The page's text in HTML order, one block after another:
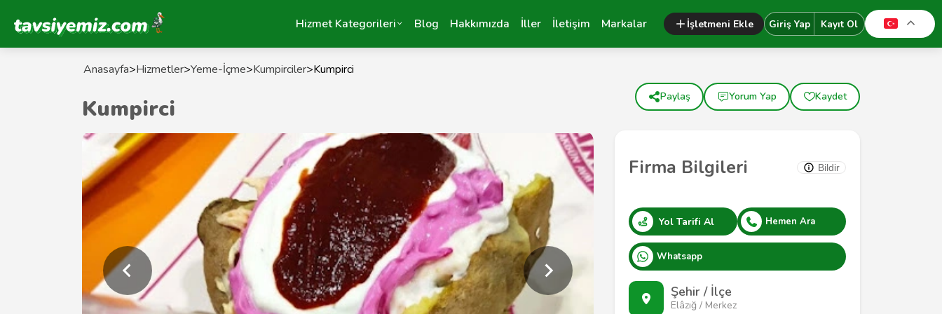
Tavsiyemiz Anasayfa Hizmet Kategorileri Blog Hakkımızda İller İletişim Markalar İşletmeni Ekle Giriş Yap Kayıt Ol
Anasayfa>Hizmetler>Yeme-İçme>Kumpirciler>Kumpirci
Firma Bilgileri Bildir
Yol Tarifi Al Hemen Ara
Whatsapp
Şehir / İlçe
Elâzığ / Merkez
Kumpirci Paylaş Yorum Yap Kaydet